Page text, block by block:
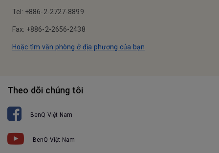
Tel: +886-2-2727-8899
Fax: +886-2-2656-2438
Hoặc tìm văn phòng ở địa phương của bạn
Theo dõi chúng tôi
BenQ Việt Nam
BenQ Việt Nam